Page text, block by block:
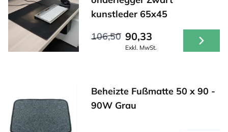
kunstleder 65x45
106,50 90,33
Exkl. MwSt.
Beheizte Fußmatte 50 x 90 -
90W Grau